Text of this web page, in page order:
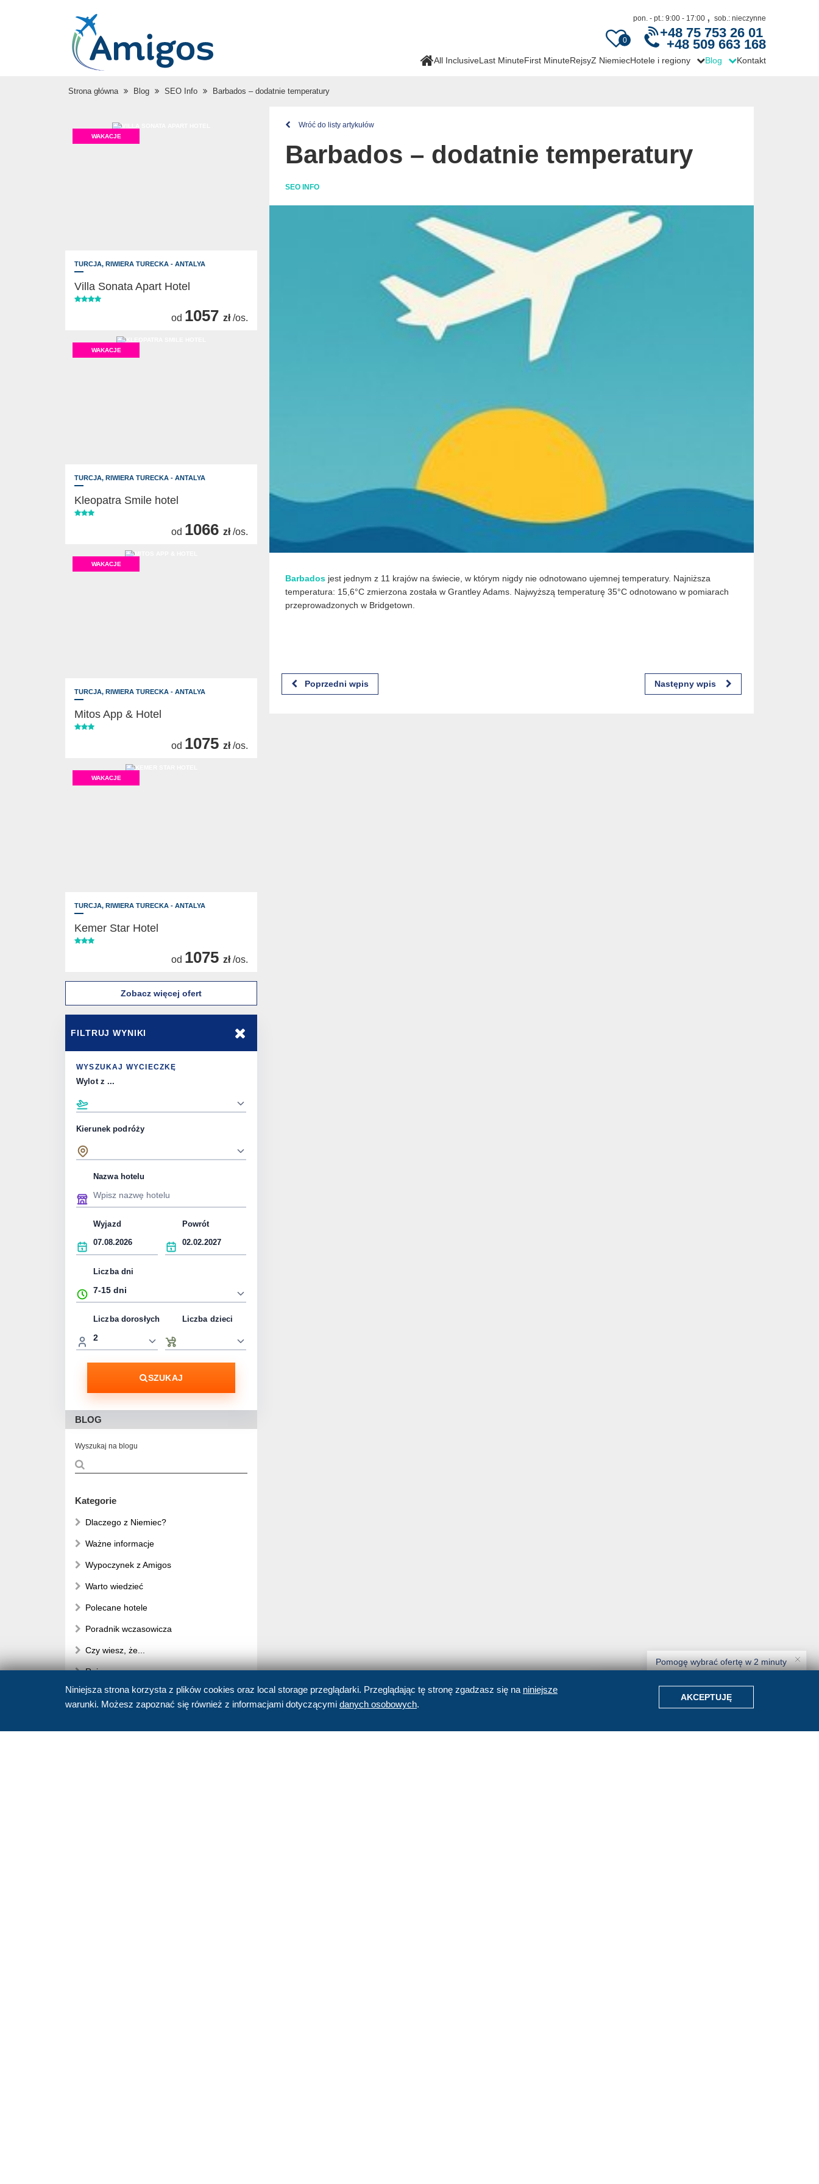
0
pon. - pt.: 9:00 - 17:00 , sob.: nieczynne
+48 75 753 26 01
+48 509 663 168
All InclusiveLast MinuteFirst MinuteRejsyZ NiemiecHotele i regiony Blog Kontakt
Strona główna Blog SEO Info Barbados – dodatnie temperatury
Wróć do listy artykułów
Barbados – dodatnie temperatury
SEO INFO
Barbados jest jednym z 11 krajów na świecie, w którym nigdy nie odnotowano ujemnej temperatury. Najniższa
temperatura: 15,6°C zmierzona została w Grantley Adams. Najwyższą temperaturę 35°C odnotowano w pomiarach
przeprowadzonych w Bridgetown.
Poprzedni wpis Następny wpis
BLOG
Wyszukaj na blogu
Kategorie
Dlaczego z Niemiec?
Ważne informacje
Wypoczynek z Amigos
Warto wiedzieć
Polecane hotele
Poradnik wczasowicza
Czy wiesz, że...
Rejsy
Amigos Relacje z Podróży
FILTRUJ WYNIKI
WYSZUKAJ WYCIECZKĘ
Wylot z ...
Kierunek podróży
Nazwa hotelu
Wyjazd Powrót
Liczba dni
Liczba dorosłych Liczba dzieci
SZUKAJ
WAKACJE
TURCJA, RIWIERA TURECKA - ANTALYA
Villa Sonata Apart Hotel
od 1057 zł /os.
WAKACJE
TURCJA, RIWIERA TURECKA - ANTALYA
Kleopatra Smile hotel
od 1066 zł /os.
WAKACJE
TURCJA, RIWIERA TURECKA - ANTALYA
Mitos App & Hotel
od 1075 zł /os.
WAKACJE
TURCJA, RIWIERA TURECKA - ANTALYA
Kemer Star Hotel
od 1075 zł /os.
Zobacz więcej ofert
Pomogę wybrać ofertę w 2 minuty
Znajdźmy Twoje wakacje
Agentka Amigos•odpowiada od razu
Niniejsza strona korzysta z plików cookies oraz local storage przeglądarki. Przeglądając tę stronę zgadzasz się na niniejsze
warunki. Możesz zapoznać się również z informacjami dotyczącymi danych osobowych.
AKCEPTUJĘ